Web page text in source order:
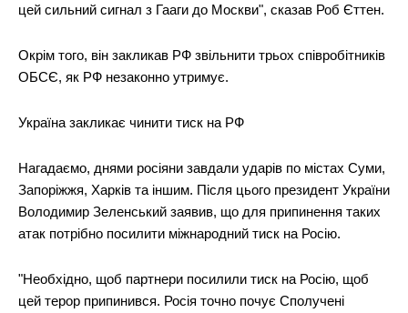
цей сильний сигнал з Гааги до Москви", сказав Роб Єттен.
Окрім того, він закликав РФ звільнити трьох співробітників
ОБСЄ, як РФ незаконно утримує.
Україна закликає чинити тиск на РФ
Нагадаємо, днями росіяни завдали ударів по містах Суми,
Запоріжжя, Харків та іншим. Після цього президент України
Володимир Зеленський заявив, що для припинення таких
атак потрібно посилити міжнародний тиск на Росію.
"Необхідно, щоб партнери посилили тиск на Росію, щоб
цей терор припинився. Росія точно почує Сполучені